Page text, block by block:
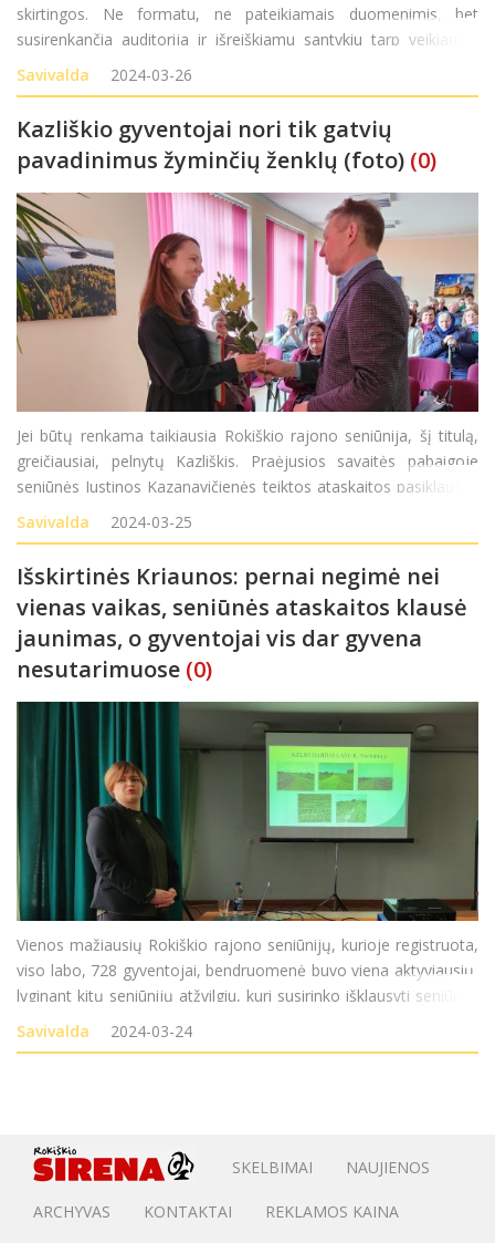
skirtingos. Ne formatu, ne pateikiamais duomenimis, bet
susirenkančia auditorija ir išreiškiamu santykiu tarp veikiančių
bendruomenių ir seniūnijos specialistų. Juodupės seniūno
pavaduotojo Mariaus Datkūno praė
Savivalda 2024-03-26
Kazliškio gyventojai nori tik gatvių
pavadinimus žyminčių ženklų (foto) (0)
Jei būtų renkama taikiausia Rokiškio rajono seniūnija, šį titulą,
greičiausiai, pelnytų Kazliškis. Praėjusios savaitės pabaigoje
seniūnės Justinos Kazanavičienės teiktos ataskaitos pasiklausyti
sugūžėjusiems gyventojams susirinkimas tapo galimybe susitikti
tolėliau gyvenančius k
Savivalda 2024-03-25
Išskirtinės Kriaunos: pernai negimė nei
vienas vaikas, seniūnės ataskaitos klausė
jaunimas, o gyventojai vis dar gyvena
nesutarimuose (0)
Vienos mažiausių Rokiškio rajono seniūnijų, kurioje registruota,
viso labo, 728 gyventojai, bendruomenė buvo viena aktyviausių,
lyginant kitų seniūnijų atžvilgiu, kuri susirinko išklausyti seniūnės
teiktos metinės ataskaitos. Deja, labiau nei pasidžiaugti
nuveiktais darbais ar planuoti
Savivalda 2024-03-24
SKELBIMAI NAUJIENOS
ARCHYVAS KONTAKTAI REKLAMOS KAINA